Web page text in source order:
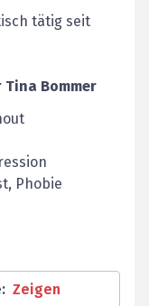
tätig seit
Tina Bommer
Phobie
: Zeigen